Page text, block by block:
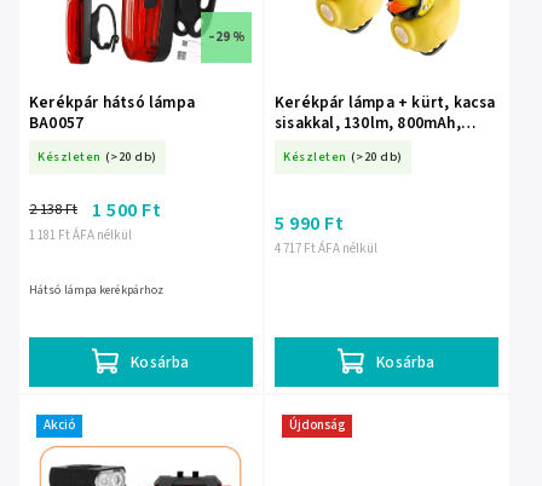
–29 %
Kerékpár hátsó lámpa
BA0057
Készleten (>20 db)
1 181 Ft ÁFA nélkül
2 138 Ft 1 500 Ft
Kosárba
Hátsó lámpa kerékpárhoz
Kerékpár lámpa + kürt, kacsa
sisakkal, 130lm, 800mAh,
Készleten (>20 db)
4 717 Ft ÁFA nélkül
5 990 Ft
Kosárba
Akció Újdonság